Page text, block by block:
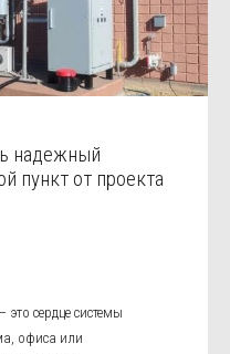
надежный
пункт от проекта
сердце системы
офиса или